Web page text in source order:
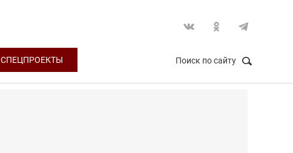
СПЕЦПРОЕКТЫ Поиск по сайту